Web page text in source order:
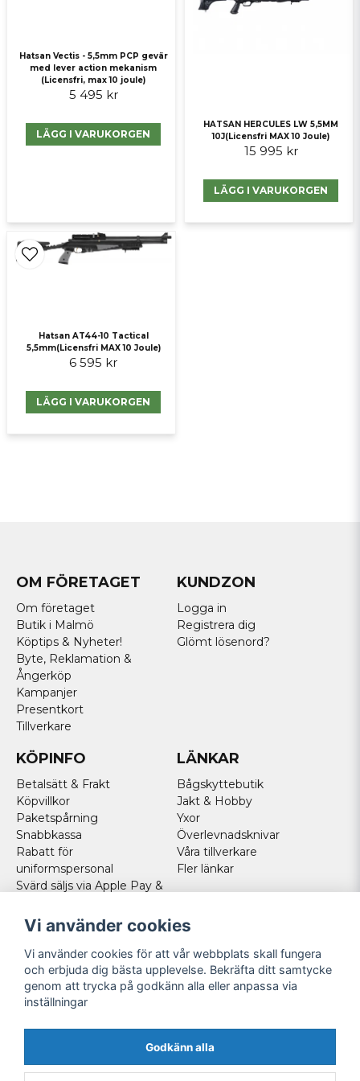
Skicka fråga
Hatsan Vectis - 5,5mm PCP gevär
med lever action mekanism
(Licensfri, max 10 joule)
5 495 kr
LÄGG I VARUKORGEN
HATSAN HERCULES LW 5,5MM
10J(Licensfri MAX 10 Joule)
15 995 kr
LÄGG I VARUKORGEN
Hatsan AT44-10 Tactical
5,5mm(Licensfri MAX 10 Joule)
6 595 kr
LÄGG I VARUKORGEN
OM FÖRETAGET
Om företaget
Butik i Malmö
Köptips & Nyheter!
Byte, Reklamation &
Ångerköp
Kampanjer
Presentkort
Tillverkare
KUNDZON
Logga in
Registrera dig
Glömt lösenord?
KÖPINFO
Betalsätt & Frakt
Köpvillkor
Paketspårning
Snabbkassa
Rabatt för
uniformspersonal
Svärd säljs via Apple Pay &
Norska kunder
Cookies
LÄNKAR
Bågskyttebutik
Jakt & Hobby
Yxor
Överlevnadsknivar
Våra tillverkare
Fler länkar
FÖLJ OSS
Facebook
Instagram
Youtube
Vi använder cookies
Vi använder cookies för att vår webbplats skall fungera
och erbjuda dig bästa upplevelse. Bekräfta ditt samtycke
genom att trycka på godkänn alla eller anpassa via
inställningar
Godkänn alla